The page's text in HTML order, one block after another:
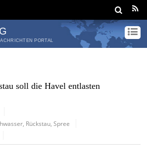
PORTAL
soll die Havel entlasten
Rückstau ,Spree